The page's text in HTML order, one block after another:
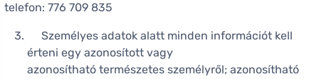
telefon: 776 709 835
Személyes adatok alatt minden információt kell
érteni egy azonosított vagy
azonosítható természetes személyről; azonosítható